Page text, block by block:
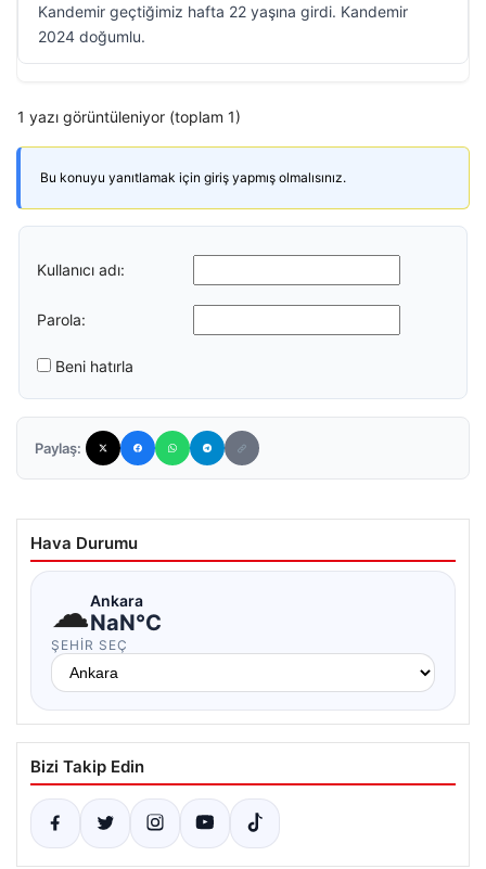
Kandemir geçtiğimiz hafta 22 yaşına girdi. Kandemir
2024 doğumlu.
1 yazı görüntüleniyor (toplam 1)
Bu konuyu yanıtlamak için giriş yapmış olmalısınız.
Kullanıcı adı:
Parola:
Beni hatırla
Paylaş:
Hava Durumu
☁Ankara
NaN°C
ŞEHIR SEÇ
Bizi Takip Edin